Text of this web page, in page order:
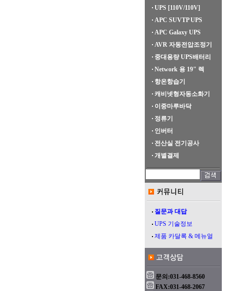
UPS [110V/110V]
APC SUVTP UPS
APC Galaxy UPS
AVR 자동전압조정기
중대용량 UPS배터리
Network 용 19" 렉
항온항습기
캐비넷형자동소화기
이중마루바닥
정류기
인버터
전산실 전기공사
개별결제
질문과 대답
UPS 기술정보
제품 카달록 & 메뉴얼
문의:031-468-8560
FAX:031-468-2067